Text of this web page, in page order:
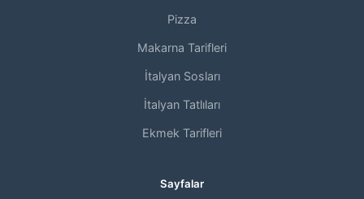
Pizza
Makarna Tarifleri
İtalyan Sosları
İtalyan Tatlıları
Ekmek Tarifleri
Sayfalar